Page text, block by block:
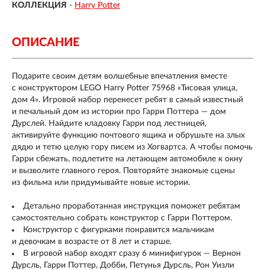
КОЛЛЕКЦИЯ - Harry Potter
ОПИСАНИЕ
Подарите своим детям волшебные впечатления вместе
с конструктором LEGO Harry Potter 75968 «Тисовая улица,
дом 4». Игровой набор перенесет ребят в самый известный
и печальный дом из истории про Гарри Поттера — дом
Дурслей. Найдите кладовку Гарри под лестницей,
активируйте функцию почтового ящика и обрушьте на злых
дядю и тетю целую гору писем из Хогвартса. А чтобы помочь
Гарри сбежать, подлетите на летающем автомобиле к окну
и вызволите главного героя. Повторяйте знакомые сцены
из фильма или придумывайте новые истории.
Детально проработанная инструкция поможет ребятам
самостоятельно собрать конструктор с Гарри Поттером.
Конструктор с фигурками понравится мальчикам
и девочкам в возрасте от 8 лет и старше.
В игровой набор входят сразу 6 минифигурок — Вернон
Дурсль, Гарри Поттер, Добби, Петунья Дурсль, Рон Уизли